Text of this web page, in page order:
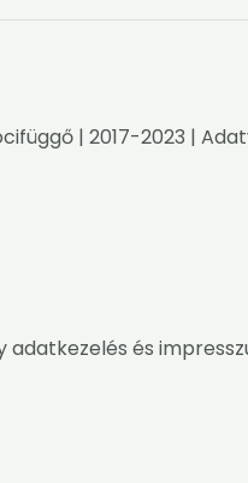
| 2017-2023 |
adatkezelés és